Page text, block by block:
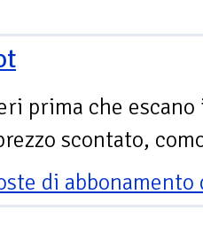
prima che escano
scontato,
di